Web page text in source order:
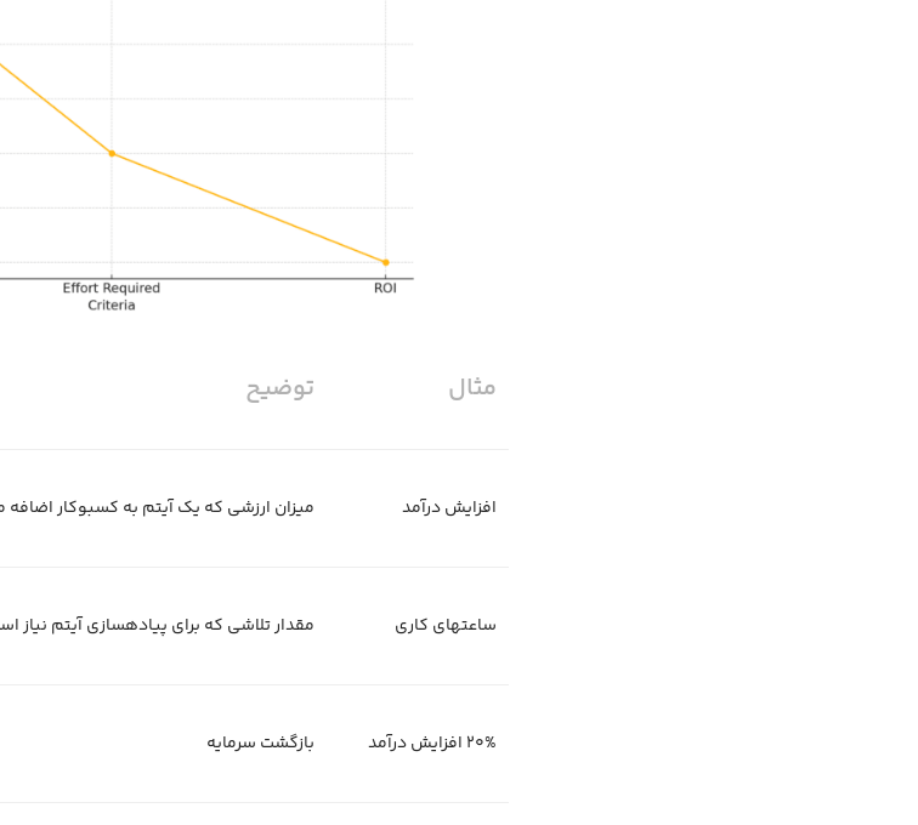
مثال توضیح
افزایش درآمد میزان ارزشی که یک آیتم به کسبوکار اضافه
ساعتهای کاری مقدار تلاشی که برای پیادهسازی آیتم نیاز
20% افزایش درآمد بازگشت سرمایه